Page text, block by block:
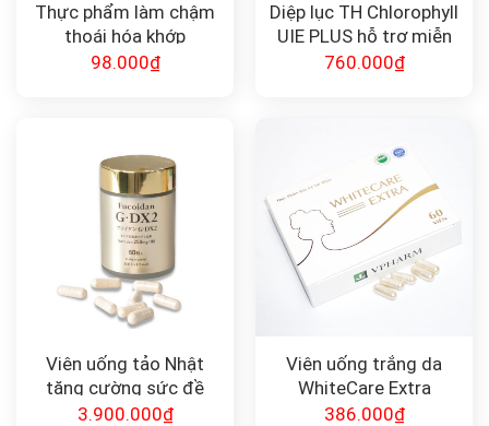
Thực phẩm làm chậm
thoái hóa khớp
Glucosamine 500
98.000₫
Diệp lục TH Chlorophyll
UIE PLUS hỗ trợ miễn
dịch & thải độc (500ml)
760.000₫
Viên uống tảo Nhật
tăng cường sức đề
kháng FUCOIDAN
3.900.000₫
Viên uống trắng da
WhiteCare Extra
386.000₫